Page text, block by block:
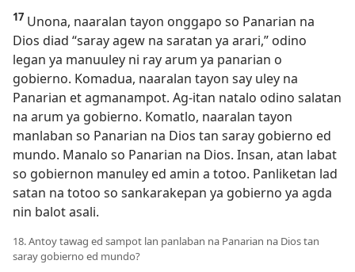
17 Unona, naaralan tayon onggapo so Panarian na
Dios diad “saray agew na saratan ya arari,” odino
legan ya manuuley ni ray arum ya panarian o
gobierno. Komadua, naaralan tayon say uley na
Panarian et agmanampot. Ag-itan natalo odino salatan
na arum ya gobierno. Komatlo, naaralan tayon
manlaban so Panarian na Dios tan saray gobierno ed
mundo. Manalo so Panarian na Dios. Insan, atan labat
so gobiernon manuley ed amin a totoo. Panliketan lad
satan na totoo so sankarakepan ya gobierno ya agda
nin balot asali.
18. Antoy tawag ed sampot lan panlaban na Panarian na Dios tan
saray gobierno ed mundo?